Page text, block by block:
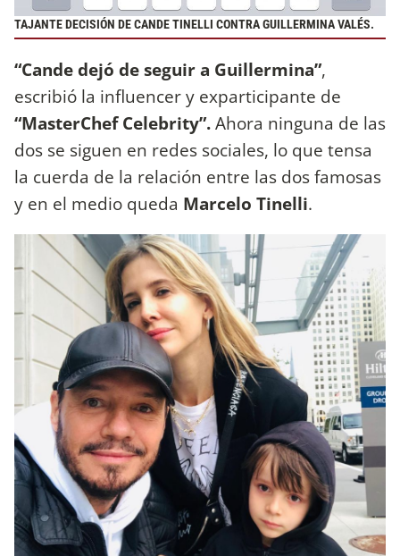
TAJANTE DECISIÓN DE CANDE TINELLI CONTRA GUILLERMINA VALÉS.
“Cande dejó de seguir a Guillermina”,
escribió la influencer y exparticipante de
“MasterChef Celebrity”.Ahora ninguna de las
dos se siguen en redes sociales, lo que tensa
la cuerda de la relación entre las dos famosas
y en el medio queda Marcelo Tinelli.